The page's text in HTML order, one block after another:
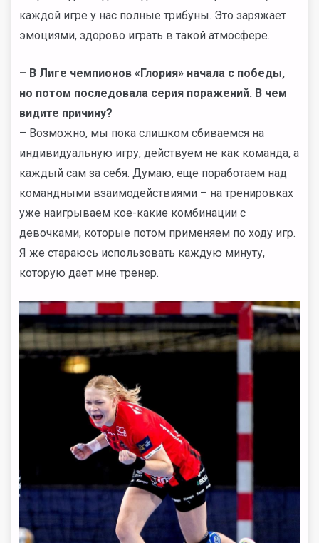
каждой игре у нас полные трибуны. Это заряжает
эмоциями, здорово играть в такой атмосфере.
– В Лиге чемпионов «Глория» начала с победы,
но потом последовала серия поражений. В чем
видите причину?
– Возможно, мы пока слишком сбиваемся на
индивидуальную игру, действуем не как команда, а
каждый сам за себя. Думаю, еще поработаем над
командными взаимодействиями – на тренировках
уже наигрываем кое-какие комбинации с
девочками, которые потом применяем по ходу игр.
Я же стараюсь использовать каждую минуту,
которую дает мне тренер.